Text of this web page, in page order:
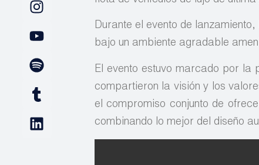
Durante el evento de
bajo un ambiente agradable
El evento estuvo marcado por la
compartieron la visión y los
el compromiso conjunto de
combinando lo mejor del diseño